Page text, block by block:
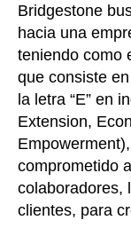
Bridgestone
hacia una
teniendo como
que consiste
la letra “E” en
Extension,
comprometido
colaboradores,
clientes, para